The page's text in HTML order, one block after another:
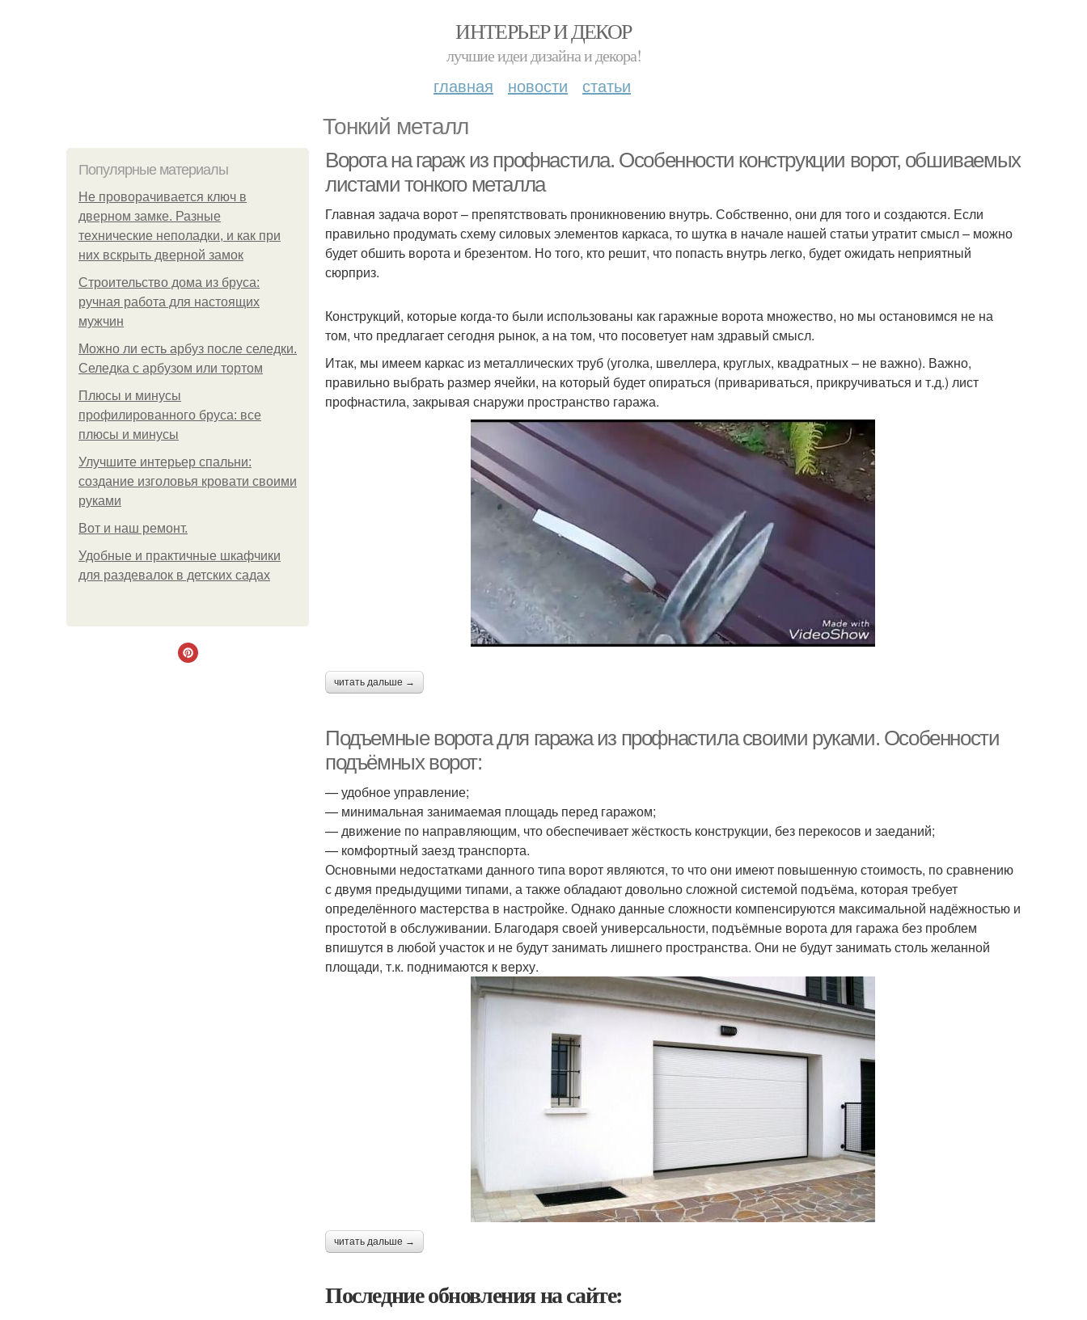
ИНТЕРЬЕР И ДЕКОР
лучшие идеи дизайна и декора!
главная новости статьи
Тонкий металл
Популярные материалы
Не проворачивается ключ в
дверном замке. Разные
технические неполадки, и как при
них вскрыть дверной замок
Строительство дома из бруса:
ручная работа для настоящих
мужчин
Можно ли есть арбуз после селедки.
Селедка с арбузом или тортом
Плюсы и минусы
профилированного бруса: все
плюсы и минусы
Улучшите интерьер спальни:
создание изголовья кровати своими
руками
Boт и наш ремoнт.
Удобные и практичные шкафчики
для раздевалок в детских садах
Ворота на гараж из профнастила. Особенности конструкции ворот, обшиваемых
листами тонкого металла
Главная задача ворот – препятствовать проникновению внутрь. Собственно, они для того и создаются. Если
правильно продумать схему силовых элементов каркаса, то шутка в начале нашей статьи утратит смысл – можно
будет обшить ворота и брезентом. Но того, кто решит, что попасть внутрь легко, будет ожидать неприятный
сюрприз.
Конструкций, которые когда-то были использованы как гаражные ворота множество, но мы остановимся не на
том, что предлагает сегодня рынок, а на том, что посоветует нам здравый смысл.
Итак, мы имеем каркас из металлических труб (уголка, швеллера, круглых, квадратных – не важно). Важно,
правильно выбрать размер ячейки, на который будет опираться (привариваться, прикручиваться и т.д.) лист
профнастила, закрывая снаружи пространство гаража.
читать дальше →
Подъемные ворота для гаража из профнастила своими руками. Особенности
подъёмных ворот:
— удобное управление;
— минимальная занимаемая площадь перед гаражом;
— движение по направляющим, что обеспечивает жёсткость конструкции, без перекосов и заеданий;
— комфортный заезд транспорта.
Основными недостатками данного типа ворот являются, то что они имеют повышенную стоимость, по сравнению
с двумя предыдущими типами, а также обладают довольно сложной системой подъёма, которая требует
определённого мастерства в настройке. Однако данные сложности компенсируются максимальной надёжностью и
простотой в обслуживании. Благодаря своей универсальности, подъёмные ворота для гаража без проблем
впишутся в любой участок и не будут занимать лишнего пространства. Они не будут занимать столь желанной
площади, т.к. поднимаются к верху.
читать дальше →
Последние обновления на сайте: